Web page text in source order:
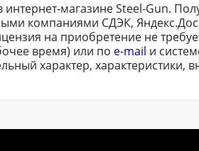
магазине Steel-Gun.
компаниями СДЭК,
на приобретение не
время) или по e-mail и
характер, характеристики,